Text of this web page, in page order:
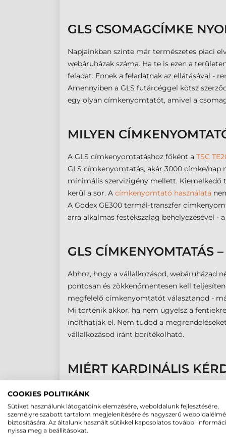
GLS CSOMAGCÍMKE
Napjainkban szinte már természetes piaci
webáruházak száma. Ha te is ezen a
feladat. Ennek a feladatnak az ellátásával -
Amennyiben a GLS futárcéggel kötsz
egy olyan címkenyomtatót, amivel a
MILYEN
A GLS címkenyomtatáshoz főként a TSC
GLS címkenyomtatás, akár 3000 címke/nap
minimális szervizigény mellett. Kiemelkedő
kerül a sor. A címkenyomtató használata
A Godex GE300 termál-transzfer
arra alkalmas festékszalag behelyezésével
GLS CÍMKENYOMTATÁS
Ahhoz, hogy a vállalkozásod, webáruházad
pontosan és zökkenőmentesen kell
megfelelő címkenyomtatót választanod -
Mi történik akkor, ha nem ügyelsz a
indíthatják el. Nem tudod a
vállalkozásod iránt borítékolható.
MIÉRT KARDINÁLIS
A feladásra kerülő dobozok szortírozása a
olvasható GLS csomagcímke kell. Ha a
juttatását, ami egyaránt bosszantó lehet
Egy csalódott megrendelőnél nincs
COOKIES POLITIKÁNK
Sütiket használunk látogatóink elemzésére, weboldalunk fejlesztésére,
személyre szabott tartalom megjelenítésére és nagyszerű
biztosítására. Az általunk használt sütikkel kapcsolatos további
nyissa meg a beállításokat.